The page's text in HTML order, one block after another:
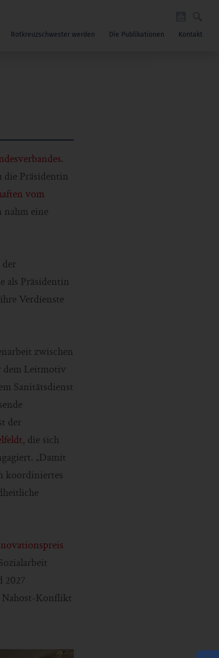
Rotkreuzschwester werden Die Publikationen Kontakt
.
die Präsidentin
vom
nahm eine
der
als Präsidentin
Verdienste
zwischen
dem Leitmotiv
Sanitätsdienst
der
, die sich
„Damit
koordiniertes
2027
Nahost-Konflikt